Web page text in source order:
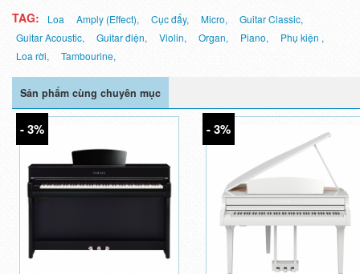
TAG: Loa Amply (Effect), Cục đẩy, Micro,
Guitar Classic,
Guitar Acoustic,
Guitar điện, Violin, Organ, Piano,
Phụ kiện ,
Loa rời,
Tambourine,
Sản phẩm cùng chuyên mục
- 3% - 3%